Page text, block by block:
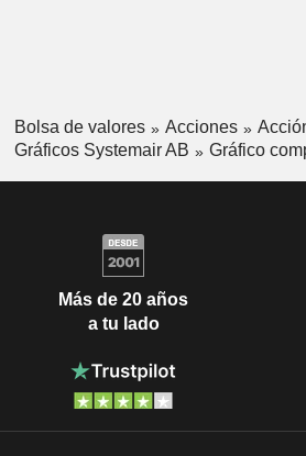
Bolsa de valores Acciones
Gráficos Systemair AB
Gráfico
Más de 20 años
a tu lado